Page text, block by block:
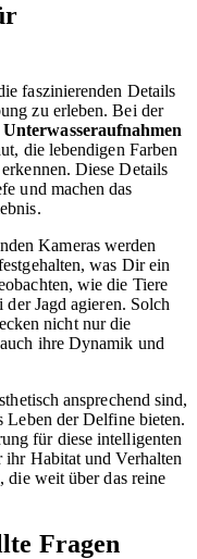
faszinierenden Details
zu erleben. Bei der
die lebendigen Farben
Diese Details
und machen das
Kameras werden
was Dir ein
wie die Tiere
Jagd agieren. Solch
nicht nur die
ihre Dynamik und
ansprechend sind,
Leben der Delfine bieten.
für diese intelligenten
ihr Habitat und Verhalten
die weit über das reine
Fragen